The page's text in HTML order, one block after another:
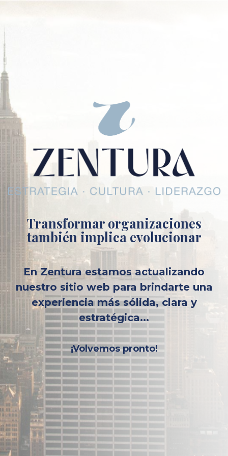
Transformar organizaciones
también implica evolucionar
En Zentura estamos actualizando
nuestro sitio web para brindarte una
experiencia más sólida, clara y
estratégica...
¡Volvemos pronto!